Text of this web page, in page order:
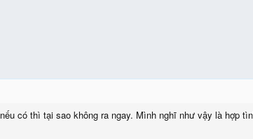
có thì tại sao không ra ngay. Mình nghĩ như vậy là hợp